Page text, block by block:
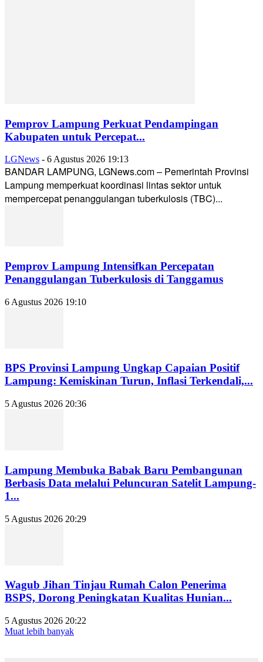
Pemprov Lampung Perkuat Pendampingan
Kabupaten untuk Percepat...
LGNews - 6 Agustus 2026 19:13
BANDAR LAMPUNG, LGNews.com – Pemerintah Provinsi
Lampung memperkuat koordinasi lintas sektor untuk
mempercepat penanggulangan tuberkulosis (TBC)...
Pemprov Lampung Intensifkan Percepatan
Penanggulangan Tuberkulosis di Tanggamus
6 Agustus 2026 19:10
BPS Provinsi Lampung Ungkap Capaian Positif
Lampung: Kemiskinan Turun, Inflasi Terkendali,...
5 Agustus 2026 20:36
Lampung Membuka Babak Baru Pembangunan
Berbasis Data melalui Peluncuran Satelit Lampung-
1...
5 Agustus 2026 20:29
Wagub Jihan Tinjau Rumah Calon Penerima
BSPS, Dorong Peningkatan Kualitas Hunian...
5 Agustus 2026 20:22
Muat lebih banyak